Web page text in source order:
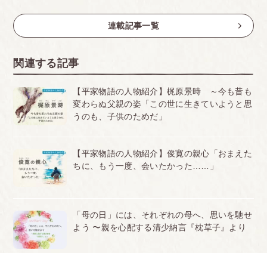
連載記事一覧
関連する記事
【平家物語の人物紹介】梶原景時 ～今も昔も
変わらぬ父親の姿「この世に生きていようと思
うのも、子供のためだ」
【平家物語の人物紹介】俊寛の親心「おまえた
ちに、もう一度、会いたかった……」
「母の日」には、それぞれの母へ、思いを馳せ
よう 〜親を心配する清少納言『枕草子』より